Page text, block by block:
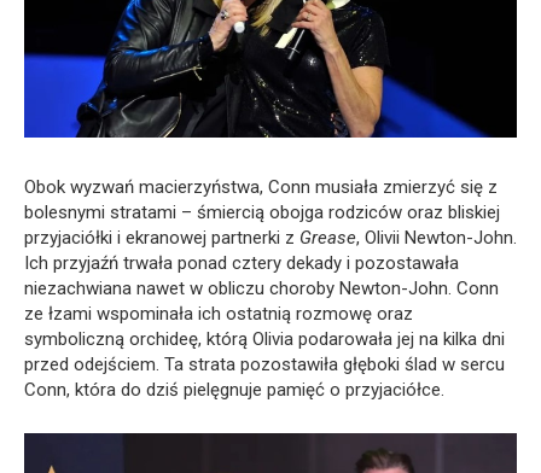
Obok wyzwań macierzyństwa, Conn musiała zmierzyć się z
bolesnymi stratami – śmiercią obojga rodziców oraz bliskiej
przyjaciółki i ekranowej partnerki z Grease, Olivii Newton-John.
Ich przyjaźń trwała ponad cztery dekady i pozostawała
niezachwiana nawet w obliczu choroby Newton-John. Conn
ze łzami wspominała ich ostatnią rozmowę oraz
symboliczną orchideę, którą Olivia podarowała jej na kilka dni
przed odejściem. Ta strata pozostawiła głęboki ślad w sercu
Conn, która do dziś pielęgnuje pamięć o przyjaciółce.